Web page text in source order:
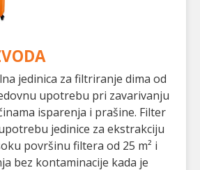
jedinica za filtriranje dima od
upotrebu pri zavarivanju
isparenja i prašine. Filter
jedinice za ekstrakciju
površinu filtera od 25 m² i
bez kontaminacije kada je